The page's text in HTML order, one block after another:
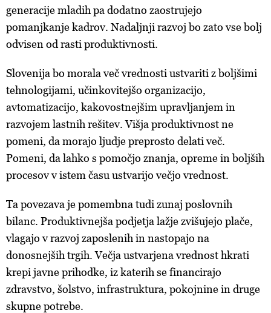
generacije mladih pa dodatno zaostrujejo
pomanjkanje kadrov. Nadaljnji razvoj bo zato vse bolj
odvisen od rasti produktivnosti.
Slovenija bo morala več vrednosti ustvariti z boljšimi
tehnologijami, učinkovitejšo organizacijo,
avtomatizacijo, kakovostnejšim upravljanjem in
razvojem lastnih rešitev. Višja produktivnost ne
pomeni, da morajo ljudje preprosto delati več.
Pomeni, da lahko s pomočjo znanja, opreme in boljših
procesov v istem času ustvarijo večjo vrednost.
Ta povezava je pomembna tudi zunaj poslovnih
bilanc. Produktivnejša podjetja lažje zvišujejo plače,
vlagajo v razvoj zaposlenih in nastopajo na
donosnejših trgih. Večja ustvarjena vrednost hkrati
krepi javne prihodke, iz katerih se financirajo
zdravstvo, šolstvo, infrastruktura, pokojnine in druge
skupne potrebe.